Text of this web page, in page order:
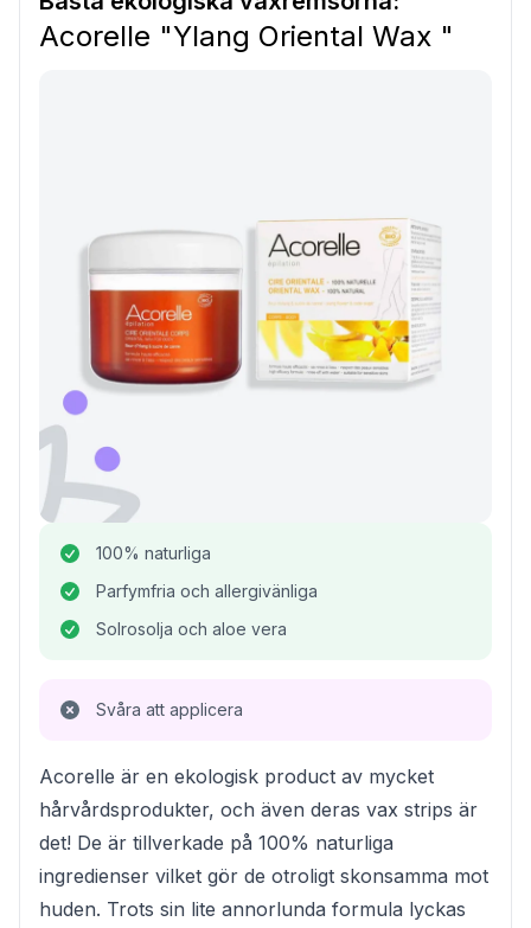
Acorelle "Ylang Oriental Wax "
100% naturliga
Parfymfria och allergivänliga
Solrosolja och aloe vera
Svåra att applicera
Acorelle är en ekologisk product av mycket
hårvårdsprodukter, och även deras vax strips är
det! De är tillverkade på 100% naturliga
ingredienser vilket gör de otroligt skonsamma mot
huden. Trots sin lite annorlunda formula lyckas